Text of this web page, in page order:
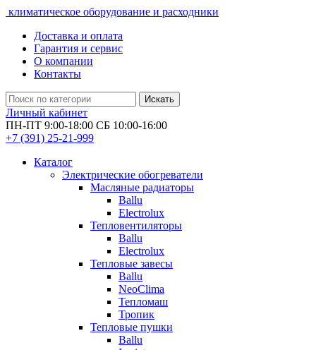
климатическое оборудование и расходники
Доставка и оплата
Гарантия и сервис
О компании
Контакты
Искать
Личный кабинет
ПН-ПТ 9:00-18:00 СБ 10:00-16:00
+7 (391) 25-21-999
Каталог
Электрические обогреватели
Масляные радиаторы
Ballu
Electrolux
Тепловентиляторы
Ballu
Electrolux
Тепловые завесы
Ballu
NeoClima
Тепломаш
Тропик
Тепловые пушки
Ballu